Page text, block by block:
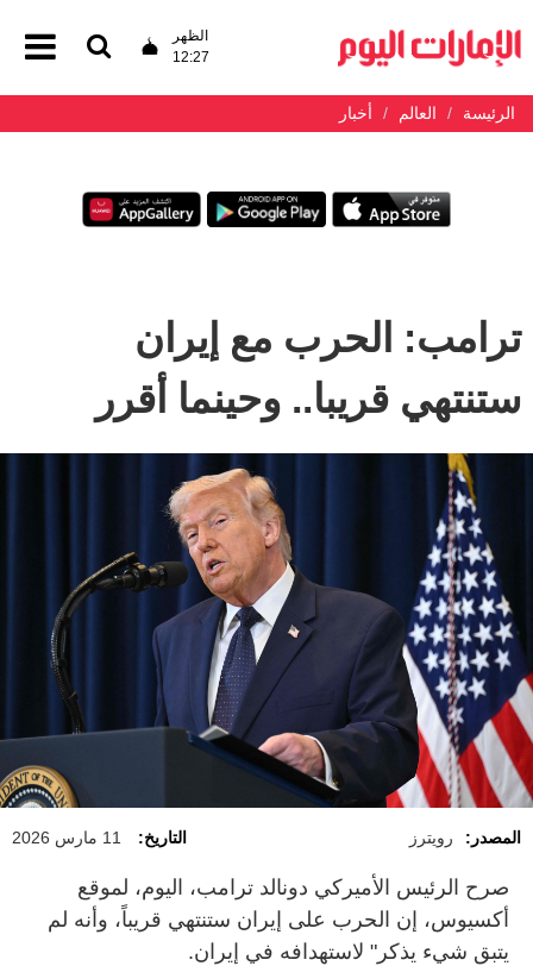
الظهر
12:27
الرئيسة العالم أخبار
ترامب: الحرب مع إيران
ستنتهي قريبا.. وحينما أقرر
المصدر: رويترز التاريخ: 11 مارس 2026
صرح الرئيس الأميركي دونالد ترامب، اليوم، لموقع
أكسيوس، إن الحرب على إيران ستنتهي قريباً، وأنه لم
يتبق شيء يذكر" لاستهدافه في إيران.